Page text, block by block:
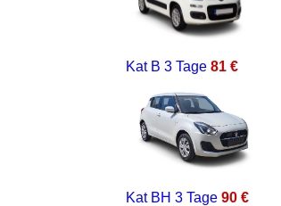
Kat B 3 Tage 81 €
Kat BH 3 Tage 90 €